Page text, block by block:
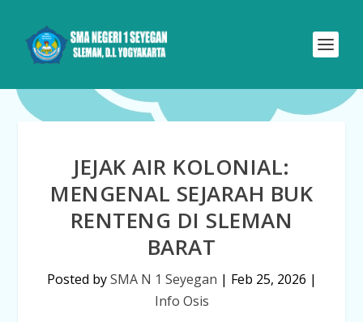
JEJAK AIR KOLONIAL:
MENGENAL SEJARAH BUK
RENTENG DI SLEMAN
BARAT
Posted bySMA N 1 Seyegan | Feb 25, 2026 |
Info Osis